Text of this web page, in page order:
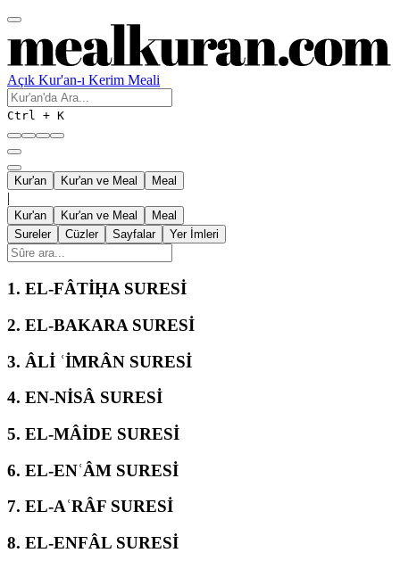
Açık Kur'an-ı Kerim Meali
Ctrl + K
Kur'an Kur'an ve Meal Meal
|
Kur'an Kur'an ve Meal
Meal
Sureler
Cüzler Sayfalar Yer İmleri
1. EL-FÂTİḤA SURESİ
2. EL-BAKARA SURESİ
3. ÂLİ ʿİMRÂN SURESİ
4. EN-NİSÂ SURESİ
5. EL-MÂİDE SURESİ
6. EL-ENʿÂM SURESİ
7. EL-AʿRÂF SURESİ
8. EL-ENFÂL SURESİ